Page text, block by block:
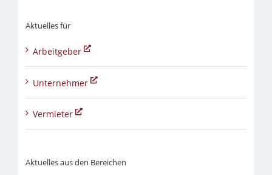
Aktuelles für
Arbeitgeber
Unternehmer
Vermieter
Aktuelles aus den Bereichen